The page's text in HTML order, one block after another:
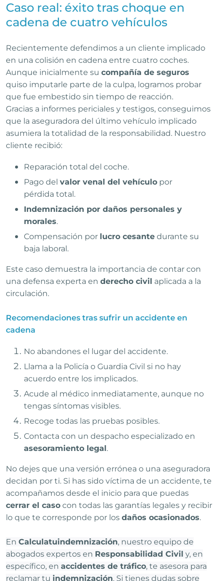
Caso real: éxito tras choque en
cadena de cuatro vehículos
Recientemente defendimos a un cliente implicado
en una colisión en cadena entre cuatro coches.
Aunque inicialmente su compañía de seguros
quiso imputarle parte de la culpa, logramos probar
que fue embestido sin tiempo de reacción.
Gracias a informes periciales y testigos, conseguimos
que la aseguradora del último vehículo implicado
asumiera la totalidad de la responsabilidad. Nuestro
cliente recibió:
Reparación total del coche.
Pago del valor venal del vehículo por
pérdida total.
Indemnización por daños personales y
morales.
Compensación por lucro cesante durante su
baja laboral.
Este caso demuestra la importancia de contar con
una defensa experta en derecho civil aplicada a la
circulación.
Recomendaciones tras sufrir un accidente en
cadena
No abandones el lugar del accidente.
Llama a la Policía o Guardia Civil si no hay
acuerdo entre los implicados.
Acude al médico inmediatamente, aunque no
tengas síntomas visibles.
Recoge todas las pruebas posibles.
Contacta con un despacho especializado en
asesoramiento legal .
No dejes que una versión errónea o una aseguradora
decidan por ti. Si has sido víctima de un accidente, te
acompañamos desde el inicio para que puedas
cerrar el caso con todas las garantías legales y recibir
lo que te corresponde por los daños ocasionados.
En Calculatuindemnización, nuestro equipo de
abogados expertos en Responsabilidad Civil y, en
específico, en accidentes de tráfico, te asesora para
reclamar tu indemnización. Si tienes dudas sobre